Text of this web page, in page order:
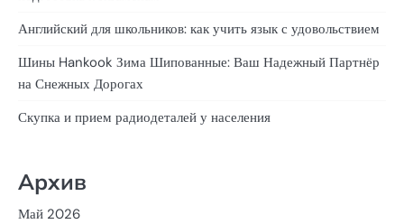
Английский для школьников: как учить язык с удовольствием
Шины Hankook Зима Шипованные: Ваш Надежный Партнёр
на Снежных Дорогах
Скупка и прием радиодеталей у населения
Архив
Май 2026